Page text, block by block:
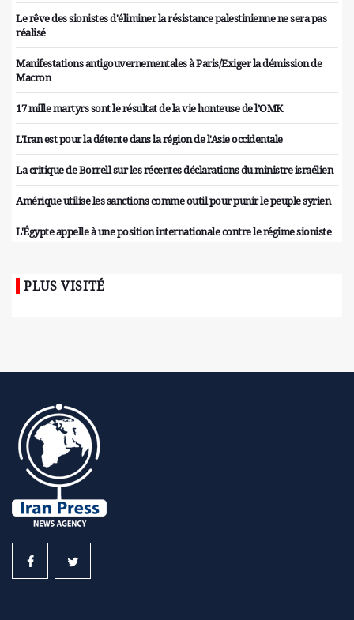
Le rêve des sionistes d'éliminer la résistance palestinienne ne sera pas
réalisé
Manifestations antigouvernementales à Paris/Exiger la démission de
Macron
17 mille martyrs sont le résultat de la vie honteuse de l’OMK
L'Iran est pour la détente dans la région de l'Asie occidentale
La critique de Borrell sur les récentes déclarations du ministre israélien
Amérique utilise les sanctions comme outil pour punir le peuple syrien
L'Égypte appelle à une position internationale contre le régime sioniste
PLUS VISITÉ